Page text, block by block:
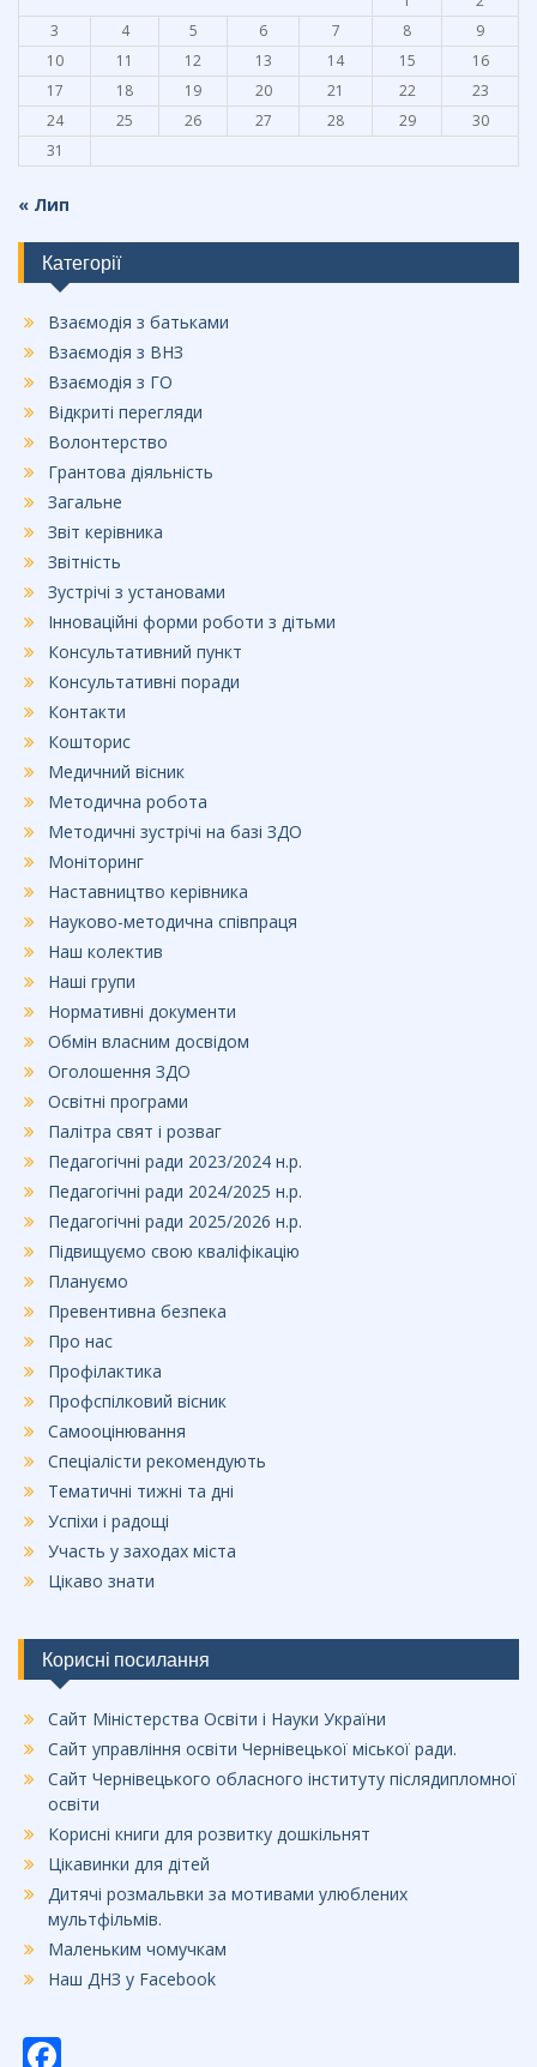
3
4 5 6 7 8
9
10
11 12 13 14 15
16
17
18 19 20 21 22
23
24
25 26 27 28 29
30
31
« Лип
Категорії
Взаємодія з батьками
Взаємодія з ВНЗ
Взаємодія з ГО
Відкриті перегляди
Волонтерство
Грантова діяльність
Загальне
Звіт керівника
Звітність
Зустрічі з установами
Інноваційні форми роботи з дітьми
Консультативний пункт
Консультативні поради
Контакти
Кошторис
Медичний вісник
Методична робота
Методичні зустрічі на базі ЗДО
Моніторинг
Наставництво керівника
Науково-методична співпраця
Наш колектив
Наші групи
Нормативні документи
Обмін власним досвідом
Оголошення ЗДО
Освітні програми
Палітра свят і розваг
Педагогічні ради 2023/2024 н.р.
Педагогічні ради 2024/2025 н.р.
Педагогічні ради 2025/2026 н.р.
Підвищуємо свою кваліфікацію
Плануємо
Превентивна безпека
Про нас
Профілактика
Профспілковий вісник
Самооцінювання
Спеціалісти рекомендують
Тематичні тижні та дні
Успіхи і радощі
Участь у заходах міста
Цікаво знати
Корисні посилання
Сайт Міністерства Освіти і Науки України
Сайт управління освіти Чернівецької міської ради.
Сайт Чернівецького обласного інституту післядипломної
освіти
Корисні книги для розвитку дошкільнят
Цікавинки для дітей
Дитячі розмальвки за мотивами улюблених
мультфільмів.
Маленьким чомучкам
Наш ДНЗ у Facebook